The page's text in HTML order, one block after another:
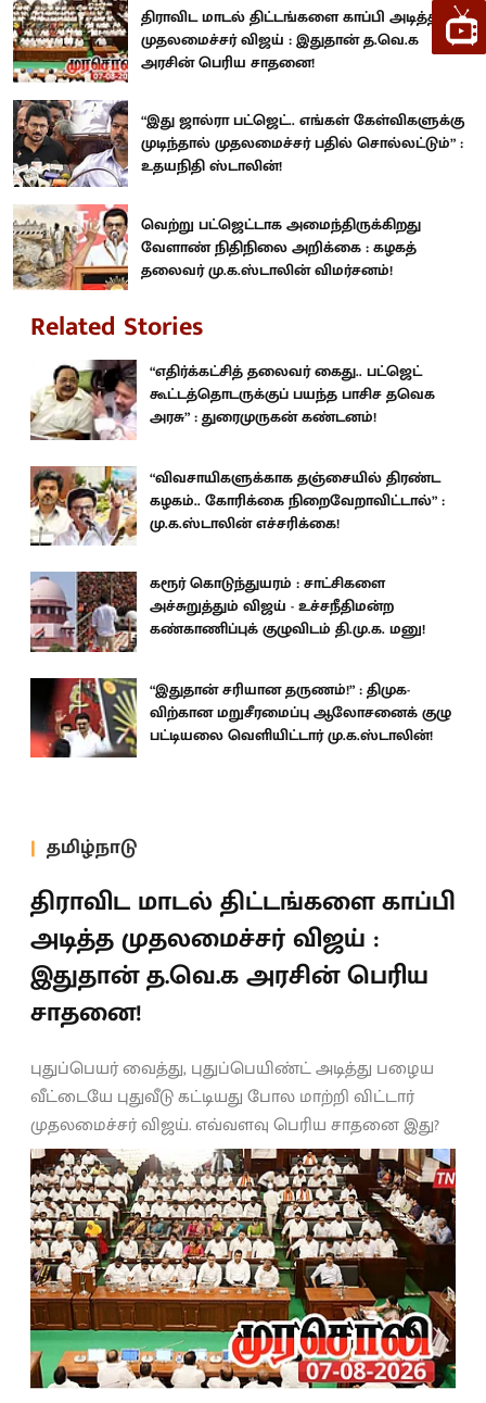
திராவிட மாடல் திட்டங்களை காப்பி அடித்த
முதலமைச்சர் விஜய் : இதுதான் த.வெ.க
அரசின் பெரிய சாதனை!
“இது ஜால்ரா பட்ஜெட்.. எங்கள் கேள்விகளுக்கு
முடிந்தால் முதலமைச்சர் பதில் சொல்லட்டும்” :
உதயநிதி ஸ்டாலின்!
வெற்று பட்ஜெட்டாக அமைந்திருக்கிறது
வேளாண் நிதிநிலை அறிக்கை : கழகத்
தலைவர் மு.க.ஸ்டாலின் விமர்சனம்!
Related Stories
“எதிர்க்கட்சித் தலைவர் கைது.. பட்ஜெட்
கூட்டத்தொடருக்குப் பயந்த பாசிச தவெக
அரசு” : துரைமுருகன் கண்டனம்!
“விவசாயிகளுக்காக தஞ்சையில் திரண்ட
கழகம்.. கோரிக்கை நிறைவேறாவிட்டால்” :
மு.க.ஸ்டாலின் எச்சரிக்கை!
கரூர் கொடுந்துயரம் : சாட்சிகளை
அச்சுறுத்தும் விஜய் - உச்சநீதிமன்ற
கண்காணிப்புக் குழுவிடம் தி.மு.க. மனு!
“இதுதான் சரியான தருணம்!” : திமுக-
விற்கான மறுசீரமைப்பு ஆலோசனைக் குழு
பட்டியலை வெளியிட்டார் மு.க.ஸ்டாலின்!
தமிழ்நாடு
திராவிட மாடல் திட்டங்களை காப்பி
அடித்த முதலமைச்சர் விஜய் :
இதுதான் த.வெ.க அரசின் பெரிய
சாதனை!
புதுப்பெயர் வைத்து, புதுப்பெயிண்ட் அடித்து பழைய
வீட்டையே புதுவீடு கட்டியது போல மாற்றி விட்டார்
முதலமைச்சர் விஜய். எவ்வளவு பெரிய சாதனை இது?